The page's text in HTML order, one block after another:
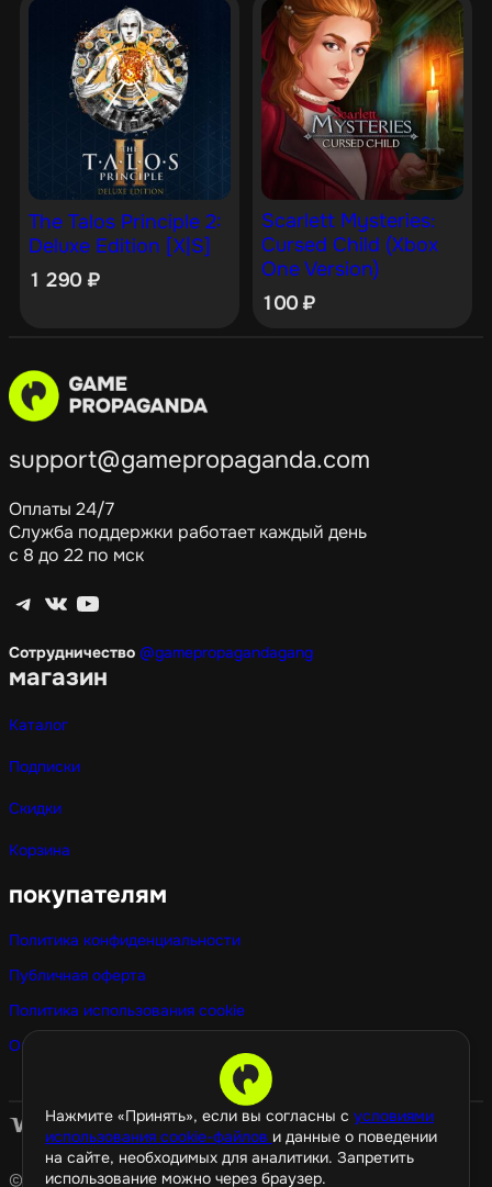
Нажмите «Принять», если вы согласны с условиями
использования cookie-файлов и данные о поведении
на сайте, необходимых для аналитики. Запретить
использование можно через браузер.
The Talos Principle 2:
Deluxe Edition [X|S]
1 290 ₽
Scarlett Mysteries:
Cursed Child (Xbox
One Version)
100₽
support@gamepropaganda.com
Оплаты 24/7
Служба поддержки работает каждый день
с 8 до 22 по мск
Telegram ВКонтакте YouTube
Сотрудничество @gamepropagandagang
магазин
Каталог
Подписки
Скидки
Корзина
покупателям
Политика конфиденциальности
Публичная оферта
Политика использования cookie
Оптовые покупки
© 2026 GamePropaganda